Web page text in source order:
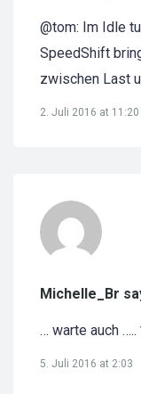
@tom: Im Idle
SpeedShift
zwischen Last
2. Juli 2016 at 11:20
Michelle_Br
… warte auch
5. Juli 2016 at 2:03